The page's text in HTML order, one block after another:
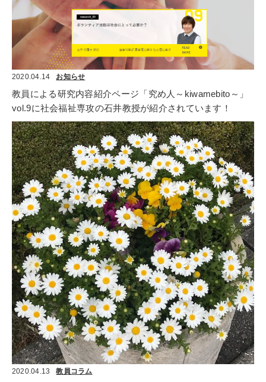
2020.04.14 お知らせ
教員による研究内容紹介ページ「究め人～kiwamebito～」
vol.9に社会福祉専攻の石井教授が紹介されています！
2020.04.13 教員コラム